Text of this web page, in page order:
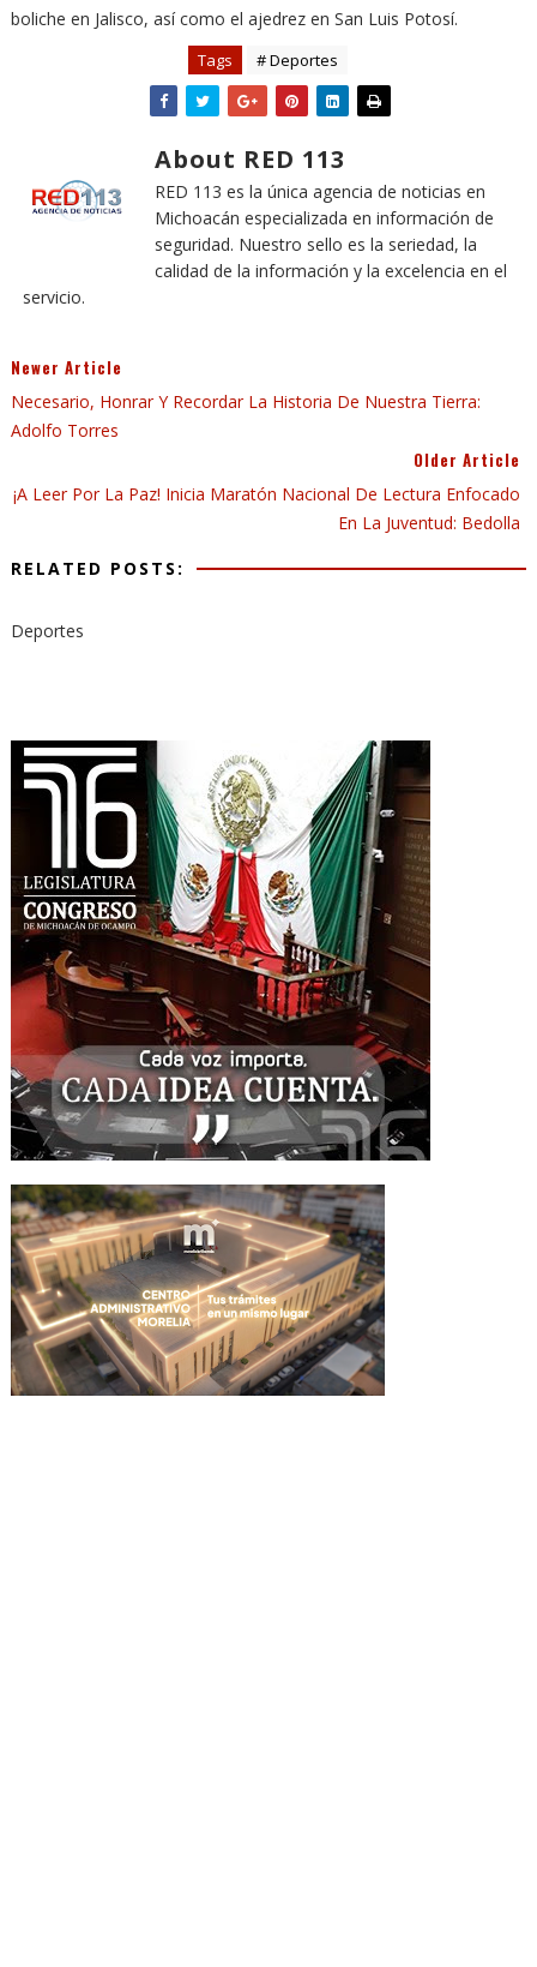
boliche en Jalisco, así como el ajedrez en San Luis Potosí.
Tags # Deportes
About RED 113
RED 113 es la única agencia de noticias en
Michoacán especializada en información de
seguridad. Nuestro sello es la seriedad, la
calidad de la información y la excelencia en el
servicio.
Newer Article
Necesario, Honrar Y Recordar La Historia De Nuestra Tierra:
Adolfo Torres
Older Article
¡A Leer Por La Paz! Inicia Maratón Nacional De Lectura Enfocado
En La Juventud: Bedolla
RELATED POSTS:
Deportes